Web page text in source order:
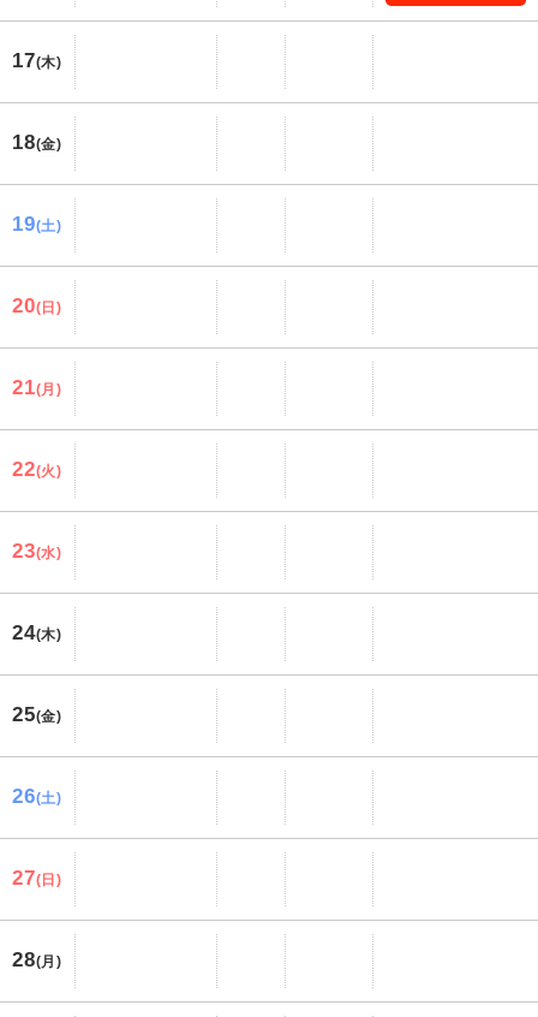
17(木)
18(金)
19(土)
20(日)
21(月)
22(火)
23(水)
24(木)
25(金)
26(土)
27(日)
28(月)